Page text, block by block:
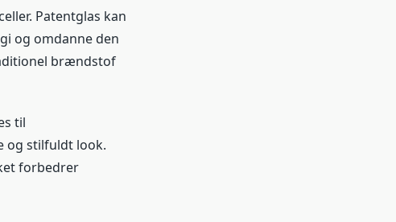
Patentglas kan
og omdanne den
brændstof
til
og stilfuldt look.
forbedrer